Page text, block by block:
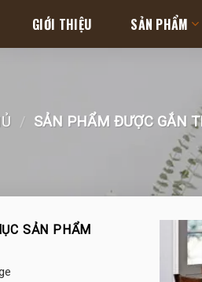
GIỚI THIỆU SẢN PHẨM
/ SẢN PHẨM ĐƯỢC GẮN
SẢN PHẨM